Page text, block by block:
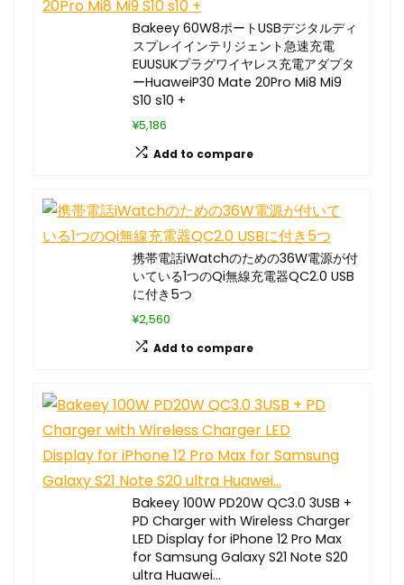
Bakeey 60W8ポートUSBデジタルディ
スプレイインテリジェント急速充電
EUUSUKプラグワイヤレス充電アダプタ
ーHuaweiP30 Mate 20Pro Mi8 Mi9
S10 s10 +
¥5,186
Add to compare
携帯電話iWatchのための36W電源が付
いている1つのQi無線充電器QC2.0 USB
に付き5つ
¥2,560
Add to compare
Bakeey 100W PD20W QC3.0 3USB +
PD Charger with Wireless Charger
LED Display for iPhone 12 Pro Max
for Samsung Galaxy S21 Note S20
ultra Huawei…